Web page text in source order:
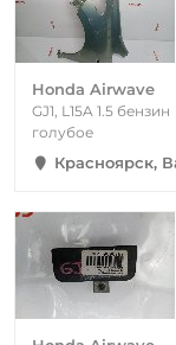
Honda Airwave
GJ1, L15A 1.5 бензин
голубое
Красноярск,